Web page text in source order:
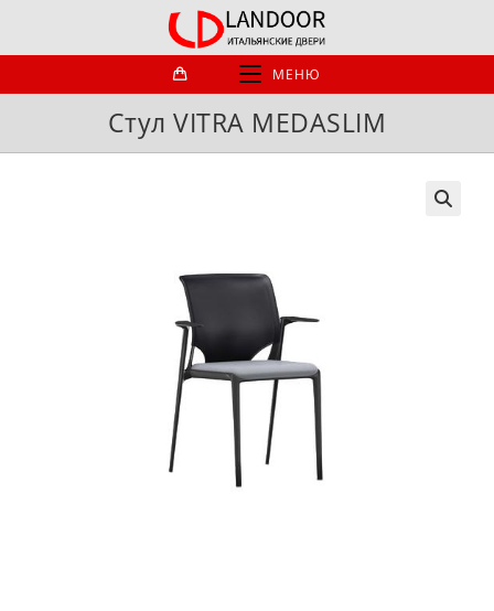
МЕНЮ
Стул VITRA MEDASLIM